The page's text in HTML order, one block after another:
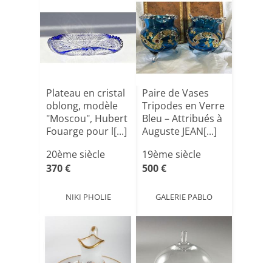
Plateau en cristal
oblong, modèle
"Moscou", Hubert
Fouarge pour l[...]
20ème siècle
370 €
NIKI PHOLIE
Paire de Vases
Tripodes en Verre
Bleu – Attribués à
Auguste JEAN[...]
19ème siècle
500 €
GALERIE PABLO